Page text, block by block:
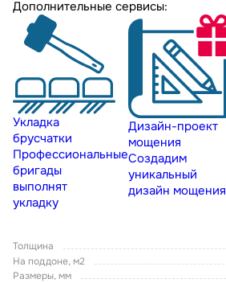
Дополнительные сервисы:
Укладка
брусчатки
Профессиональные
бригады
выполнят
укладку
Дизайн-проект
мощения
Создадим
уникальный
дизайн мощения
Толщина
На поддоне, м2
Размеры, мм